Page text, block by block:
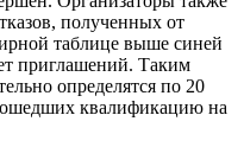
полученных от
таблице выше синей
приглашений. Таким
определятся по 20
квалификацию на